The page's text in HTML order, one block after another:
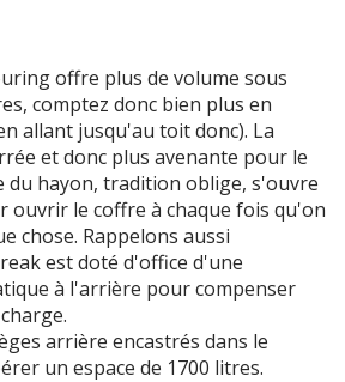
offre plus de volume sous
comptez donc bien plus en
allant jusqu'au toit donc). La
et donc plus avenante pour le
du hayon, tradition oblige, s'ouvre
ouvrir le coffre à chaque fois qu'on
chose. Rappelons aussi
est doté d'office d'une
à l'arrière pour compenser
arrière encastrés dans le
un espace de 1700 litres.